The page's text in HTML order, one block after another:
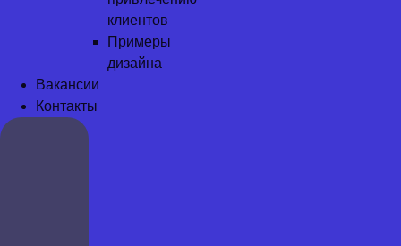
клиентов
Примеры
дизайна
Вакансии
Контакты